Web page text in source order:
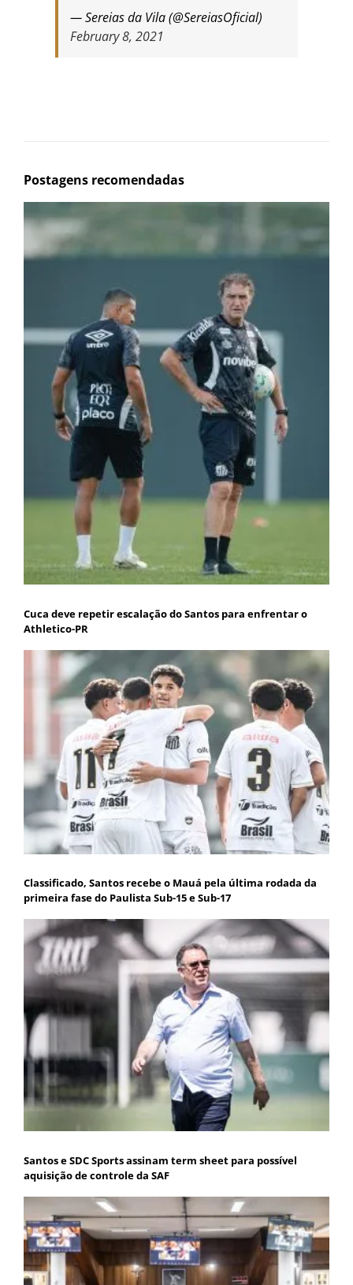
— Sereias da Vila (@SereiasOficial)
February 8, 2021
Postagens recomendadas
Cuca deve repetir escalação do Santos para enfrentar o
Athletico-PR
Classificado, Santos recebe o Mauá pela última rodada da
primeira fase do Paulista Sub-15 e Sub-17
Santos e SDC Sports assinam term sheet para possível
aquisição de controle da SAF